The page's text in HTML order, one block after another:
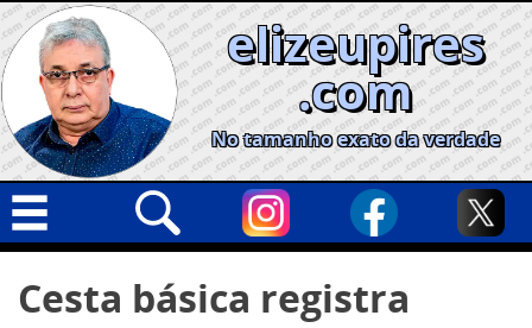
Skip
to
content
elizeupires
.com
No tamanho exato da verdade
Geral
por:
Cesta básica registra